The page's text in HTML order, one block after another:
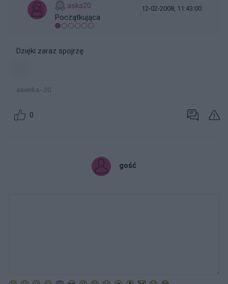
aska20
Początkująca
12-02-2008, 11:43:00
Dzięki zaraz spojrzę
asienka~20
0
gość